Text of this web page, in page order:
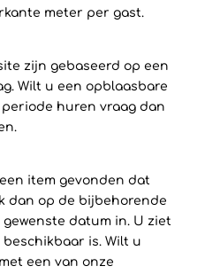
meter per gast.
zijn gebaseerd op een
Wilt u een opblaasbare
huren vraag dan
item gevonden dat
dan op de bijbehorende
datum in. U ziet
is. Wilt u
een van onze